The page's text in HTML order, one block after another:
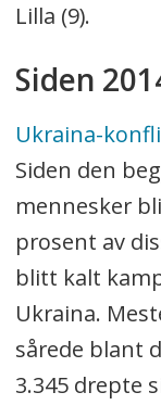
Lilla (9).
Siden
Ukraina-
Siden den
mennesker
prosent av
blitt kalt
Ukraina.
sårede blant
3.345 drepte